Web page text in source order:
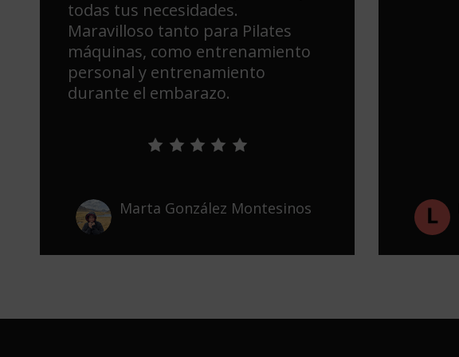
todas tus necesidades.
Maravilloso tanto para Pilates
máquinas, como entrenamiento
personal y entrenamiento
durante el embarazo.
Marta González Montesinos